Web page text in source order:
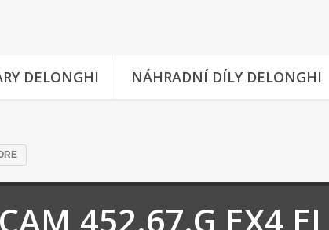
DELONGHI NÁHRADNÍ DÍLY DELONGHI
452.67.G EX4